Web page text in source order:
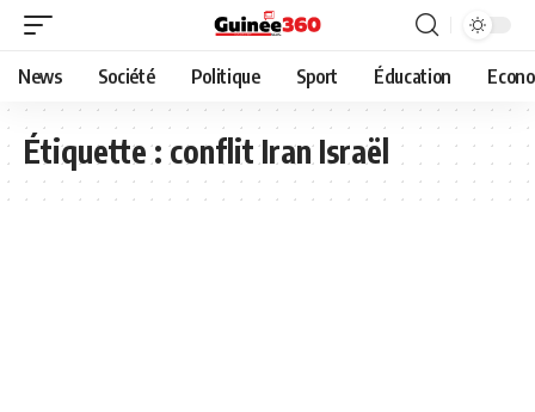
News Société Politique Sport Éducation
Étiquette :conflit Iran Israël